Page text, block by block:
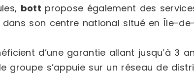
bott propose également des
son centre national situé en Île-
d’une garantie allant jusqu’à 3
groupe s’appuie sur un réseau de